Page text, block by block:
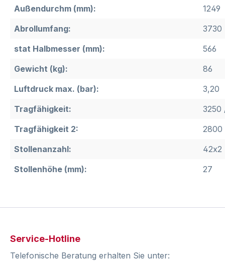
Außendurchm (mm):
1249
Abrollumfang:
3730
stat Halbmesser (mm):
566
Gewicht (kg):
86
Luftdruck max. (bar):
3,20
Tragfähigkeit:
3250
Tragfähigkeit 2:
2800
Stollenanzahl:
42x2
Stollenhöhe (mm):
27
Service-Hotline
Telefonische Beratung erhalten Sie unter: